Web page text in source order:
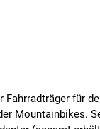
für
Mountainbikes.